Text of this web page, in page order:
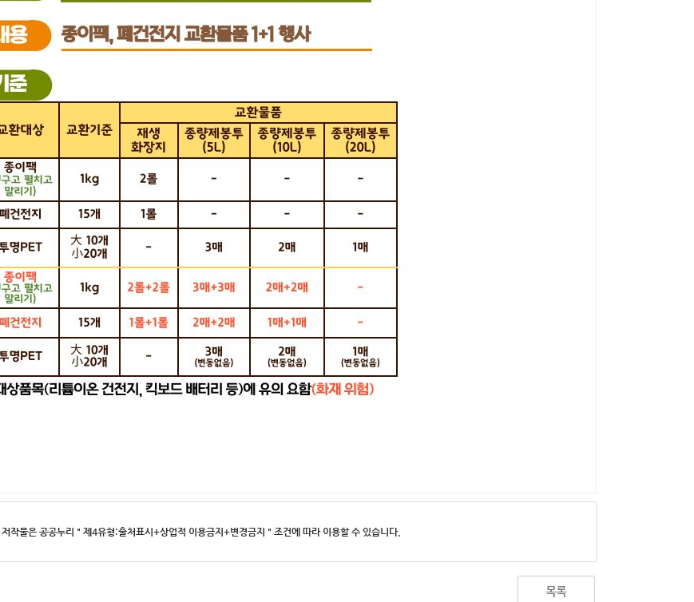
작물은 공공누리 " 제4유형:출처표시+상업적 이용금지+변경금지 " 조건에 따라 이용할 수 있습니다.
목록